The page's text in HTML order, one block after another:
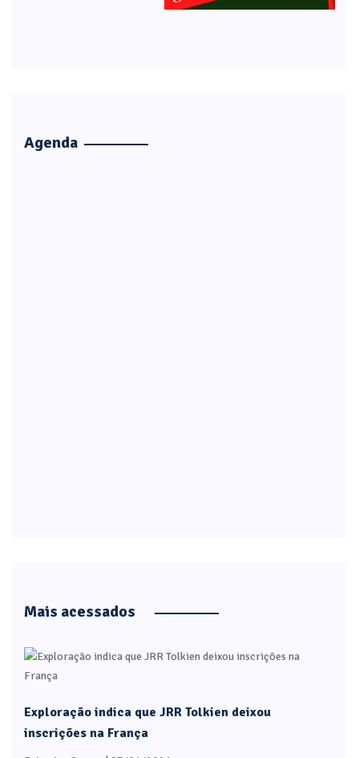
Agenda
Mais acessados
Exploração indica que JRR Tolkien deixou
inscrições na França